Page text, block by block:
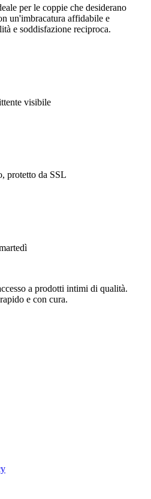
per le coppie che desiderano
un'imbracatura affidabile e
e soddisfazione reciproca.
visibile
protetto da SSL
a prodotti intimi di qualità.
e con cura.